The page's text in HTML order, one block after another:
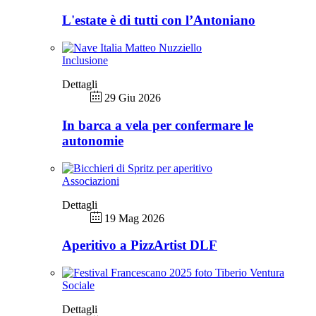
L'estate è di tutti con l’Antoniano
Inclusione
Dettagli
29 Giu 2026
In barca a vela per confermare le
autonomie
Associazioni
Dettagli
19 Mag 2026
Aperitivo a PizzArtist DLF
Sociale
Dettagli